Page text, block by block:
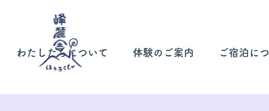
わたしたちについて 体験のご案内 ご宿泊に